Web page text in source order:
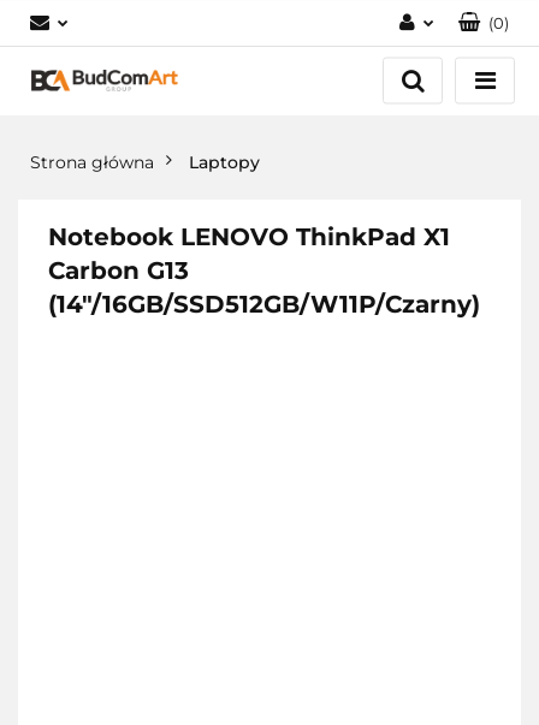
Zaloguj się
(0)
Strona główna Laptopy
Notebook LENOVO ThinkPad X1
Carbon G13
(14"/16GB/SSD512GB/W11P/Czarny)